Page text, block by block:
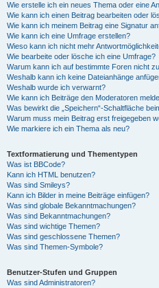
Wie erstelle ich ein neues Thema oder eine
Wie kann ich einen Beitrag bearbeiten oder
Wie kann ich meinem Beitrag eine Signatur
Wie kann ich eine Umfrage erstellen?
Wieso kann ich nicht mehr
Wie bearbeite oder lösche ich eine Umfrage?
Warum kann ich auf bestimmte Foren nicht
Weshalb kann ich keine Dateianhänge
Weshalb wurde ich verwarnt?
Wie kann ich Beiträge den Moderatoren
Was bewirkt die „Speichern“-Schaltfläche
Warum muss mein Beitrag erst freigegeben
Wie markiere ich ein Thema als neu?
Textformatierung und Thementypen
Was ist BBCode?
Kann ich HTML benutzen?
Was sind Smileys?
Kann ich Bilder in meine Beiträge einfügen?
Was sind globale Bekanntmachungen?
Was sind Bekanntmachungen?
Was sind wichtige Themen?
Was sind geschlossene Themen?
Was sind Themen-Symbole?
Benutzer-Stufen und Gruppen
Was sind Administratoren?